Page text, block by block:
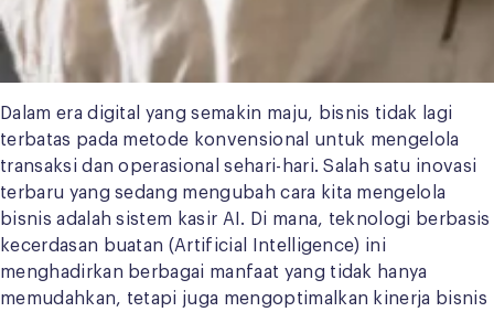
Dalam era digital yang semakin maju, bisnis tidak lagi
terbatas pada metode konvensional untuk mengelola
transaksi dan operasional sehari-hari. Salah satu inovasi
terbaru yang sedang mengubah cara kita mengelola
bisnis adalah sistem kasir AI. Di mana, teknologi berbasis
kecerdasan buatan (Artificial Intelligence) ini
menghadirkan berbagai manfaat yang tidak hanya
memudahkan, tetapi juga mengoptimalkan kinerja bisnis